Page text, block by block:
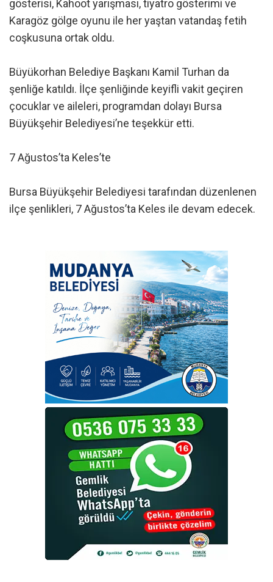
gösterisi, Kahoot yarışması, tiyatro gösterimi ve
Karagöz gölge oyunu ile her yaştan vatandaş fetih
coşkusuna ortak oldu.
Büyükorhan Belediye Başkanı Kamil Turhan da
şenliğe katıldı. İlçe şenliğinde keyifli vakit geçiren
çocuklar ve aileleri, programdan dolayı Bursa
Büyükşehir Belediyesi’ne teşekkür etti.
7 Ağustos’ta Keles’te
Bursa Büyükşehir Belediyesi tarafından düzenlenen
ilçe şenlikleri, 7 Ağustos’ta Keles ile devam edecek.